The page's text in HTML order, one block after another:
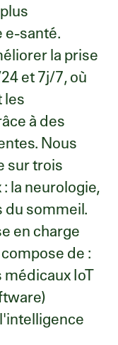
e-santé.
la prise
et 7j/7, où
les
à des
Nous
sur trois
la neurologie,
du sommeil.
en charge
de :
IoT